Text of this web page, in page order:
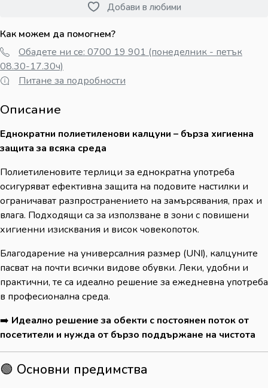
Добави в любими
Как можем да помогнем?
Обадете ни се: 0700 19 901 (понеделник - петък
08.30-17.30ч)
Питане за подробности
Описание
Еднократни полиетиленови калцуни – бърза хигиенна
защита за всяка среда
Полиетиленовите терлици за еднократна употреба
осигуряват ефективна защита на подовите настилки и
ограничават разпространението на замърсявания, прах и
влага. Подходящи са за използване в зони с повишени
хигиенни изисквания и висок човекопоток.
Благодарение на универсалния размер (UNI), калцуните
пасват на почти всички видове обувки. Леки, удобни и
практични, те са идеално решение за ежедневна употреба
в професионална среда.
➡️ Идеално решение за обекти с постоянен поток от
посетители и нужда от бързо поддържане на чистота
🟢 Основни предимства